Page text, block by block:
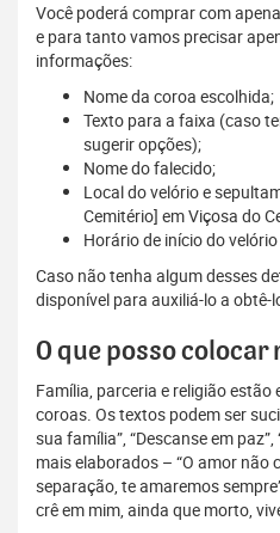
Você poderá comprar com
e para tanto vamos precisar
informações:
Nome da coroa escolhida;
Texto para a faixa (caso
sugerir opções);
Nome do falecido;
Local do velório e
Cemitério] em Viçosa do
Horário de início do
Caso não tenha algum desses
disponível para auxiliá-lo a obtê-
O que posso colocar
Família, parceria e religião
coroas. Os textos podem ser
sua família”, “Descanse em
mais elaborados – “O amor não
separação, te amaremos
crê em mim, ainda que morto,